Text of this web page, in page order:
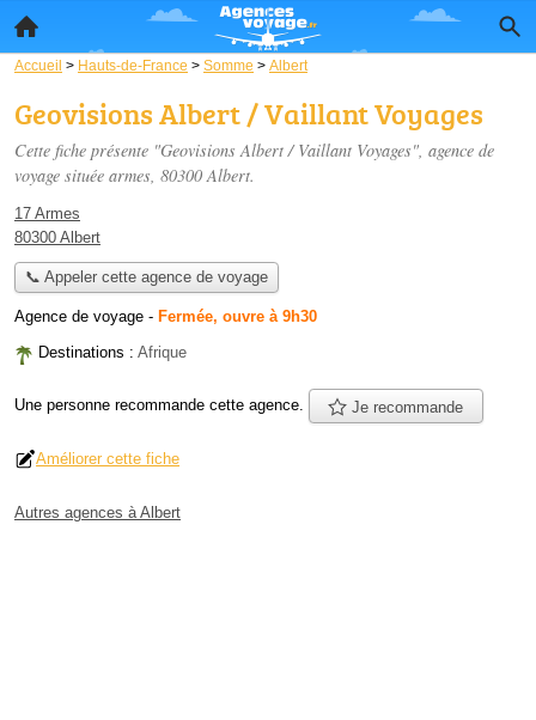
Accueil > Hauts-de-France > Somme > Albert
Geovisions Albert / Vaillant Voyages
Cette fiche présente "Geovisions Albert / Vaillant Voyages", agence de
voyage située armes, 80300 Albert.
17 Armes
80300 Albert
📞 Appeler cette agence de voyage
Agence de voyage - Fermée, ouvre à 9h30
Destinations : Afrique
Une personne recommande cette agence. Je recommande
Améliorer cette fiche
Autres agences à Albert